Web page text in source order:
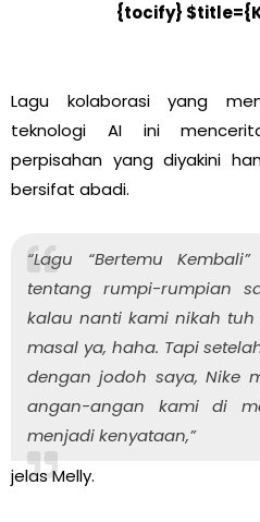
{tocify}
Lagu kolaborasi yang
teknologi AI ini
perpisahan yang diyakini
bersifat abadi.
“Lagu “Bertemu
tentang rumpi-rumpian
kalau nanti kami nikah tuh
masal ya, haha. Tapi
dengan jodoh saya, Nike
angan-angan kami di
menjadi kenyataan,”
jelas Melly.